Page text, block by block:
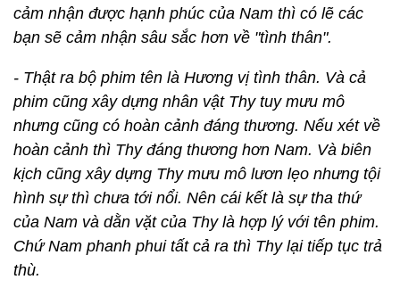
cảm nhận được hạnh phúc của Nam thì có lẽ các
bạn sẽ cảm nhận sâu sắc hơn về "tình thân".
- Thật ra bộ phim tên là Hương vị tình thân. Và cả
phim cũng xây dựng nhân vật Thy tuy mưu mô
nhưng cũng có hoàn cảnh đáng thương. Nếu xét về
hoàn cảnh thì Thy đáng thương hơn Nam. Và biên
kịch cũng xây dựng Thy mưu mô lươn lẹo nhưng tội
hình sự thì chưa tới nổi. Nên cái kết là sự tha thứ
của Nam và dằn vặt của Thy là hợp lý với tên phim.
Chứ Nam phanh phui tất cả ra thì Thy lại tiếp tục trả
thù.